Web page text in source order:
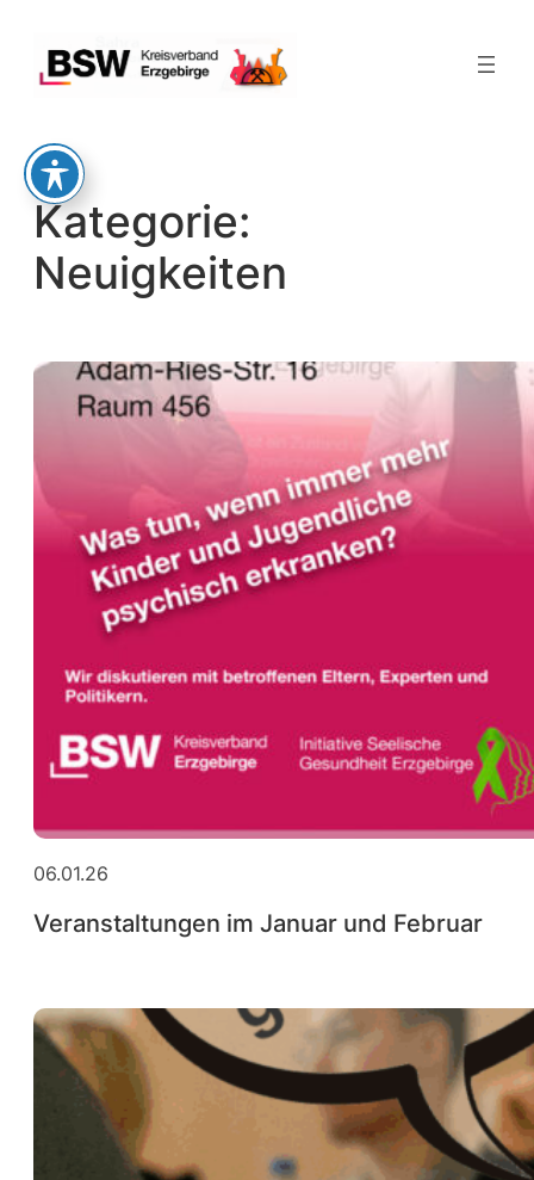
Inhalt
springen
Kategorie:
Neuigkeiten
06.01.26
Veranstaltungen im Januar und Februar